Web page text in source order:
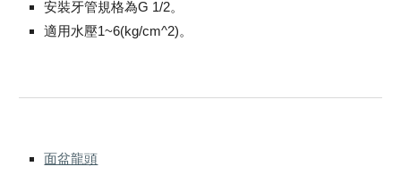
安裝牙管規格為G 1/2。
適用水壓1~6(kg/cm^2)。
面盆龍頭